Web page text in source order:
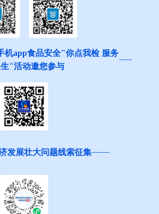
机app食品安全"你点我检 服务
"活动邀您参与
发展壮大问题线索征集